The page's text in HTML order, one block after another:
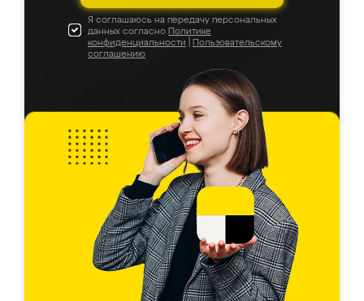
Я соглашаюсь на передачу персональных
данных согласно Политике
конфиденциальности
Пользовательскому
соглашению